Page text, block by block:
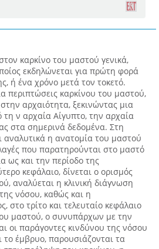
καρκίνο του μαστού γενικά,
εκδηλώνεται για πρώτη φορά
ή ένα χρόνο μετά τον τοκετό.
περιπτώσεις καρκίνου του μαστού,
αρχαιότητα, ξεκινώντας μια
ν αρχαία Αίγυπτο, την αρχαία
στα σημερινά δεδομένα. Στη
αναλυτικά η ανατομία του μαστού
που παρατηρούνται στο μαστό
ως και την περίοδο της
κεφάλαιο, δίνεται ο ορισμός
αναλύεται η κλινική διάγνωση
νόσου, καθώς και η
στο τρίτο και τελευταίο κεφάλαιο
μαστού, ο συνυπάρχων με την
οι παράγοντες κινδύνου της νόσου
το έμβρυο, παρουσιάζονται τα